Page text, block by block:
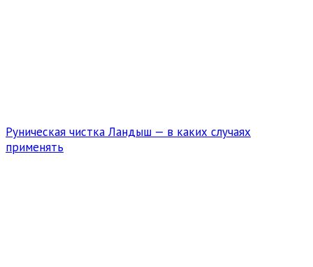
Руническая чистка Ландыш — в каких случаях
применять